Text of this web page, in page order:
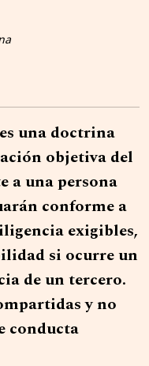
una doctrina
objetiva del
a una persona
conforme a
exigibles,
si ocurre un
de un tercero.
y no
conducta